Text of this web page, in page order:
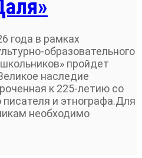
года в рамках
образовательного
пройдет
наследие
к 225-летию со
и этнографа.Для
необходимо